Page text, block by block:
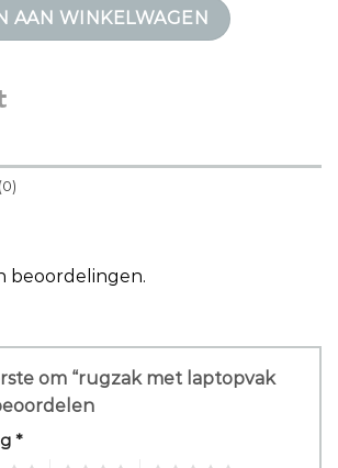
AAN WINKELWAGEN
beoordelingen.
om “rugzak met laptopvak
*